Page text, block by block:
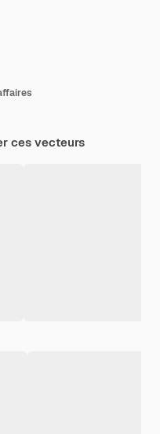
ces vecteurs